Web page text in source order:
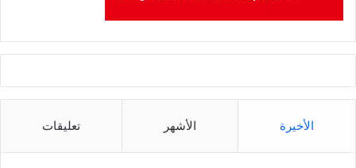
الأخيرة الأشهر تعليقات